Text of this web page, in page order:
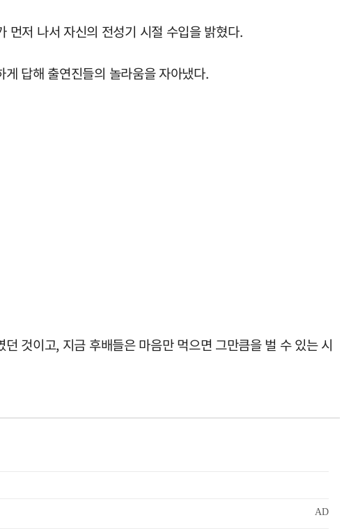
먼저 나서 자신의 전성기 시절 수입을 밝혔다.
답해 출연진들의 놀라움을 자아냈다.
것이고, 지금 후배들은 마음만 먹으면 그만큼을 벌 수 있는 시